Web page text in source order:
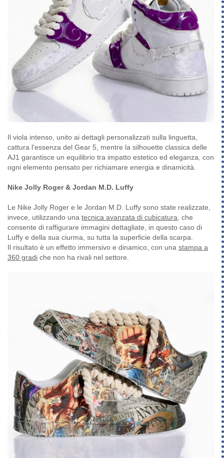
Il viola intenso, unito ai dettagli personalizzati sulla linguetta,
cattura l'essenza del Gear 5, mentre la silhouette classica delle
AJ1 garantisce un equilibrio tra impatto estetico ed eleganza, con
ogni elemento pensato per richiamare energia e dinamicità.
Nike Jolly Roger & Jordan M.D. Luffy
Le Nike Jolly Roger e le Jordan M.D. Luffy sono state realizzate,
invece, utilizzando una tecnica avanzata di cubicatura, che
consente di raffigurare immagini dettagliate, in questo caso di
Luffy e della sua ciurma, su tutta la superficie della scarpa.
Il risultato è un effetto immersivo e dinamico, con una stampa a
360 gradi che non ha rivali nel settore.